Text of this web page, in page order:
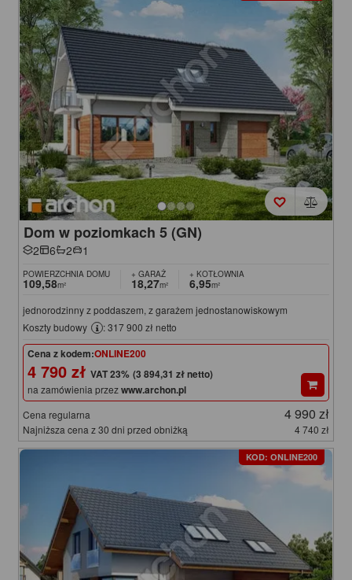
Dom w poziomkach 5 (GN)
2 6 2 1
POWIERZCHNIA DOMU
109,58m²
+ GARAŻ
18,27m²
+ KOTŁOWNIA
6,95m²
jednorodzinny z poddaszem, z garażem jednostanowiskowym
Koszty budowy
: 317 900 zł netto
Cena z kodem:ONLINE200
4 790 zł (3 894,31 zł netto)
na zamówienia przezwww.archon.pl
Cena regularna 4 990 zł
Najniższa cena z 30 dni przed obniżką 4 740 zł
KOD: ONLINE200